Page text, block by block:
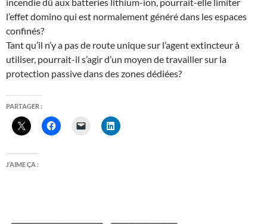
incendie dû aux batteries lithium-ion, pourrait-elle limiter
l’effet domino qui est normalement généré dans les espaces
confinés?
Tant qu’il n’y a pas de route unique sur l’agent extincteur à
utiliser, pourrait-il s’agir d’un moyen de travailler sur la
protection passive dans des zones dédiées?
PARTAGER :
J’AIME ÇA :